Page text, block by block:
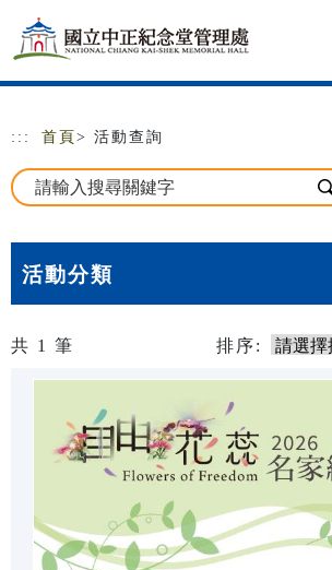
跳到主要內容
網站導覽
::: 首頁 > 活動查詢
活動分類
共 1 筆 排序: